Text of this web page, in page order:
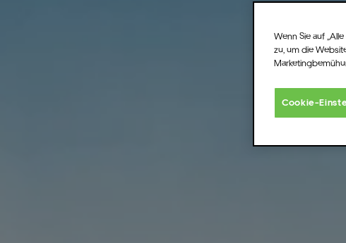
Wenn Sie auf
zu, um die
Cookie-